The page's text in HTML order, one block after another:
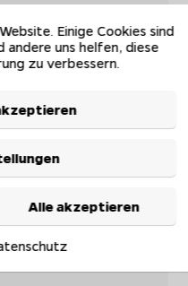
Einige Cookies sind
andere uns helfen, diese
zu verbessern.
Alle akzeptieren